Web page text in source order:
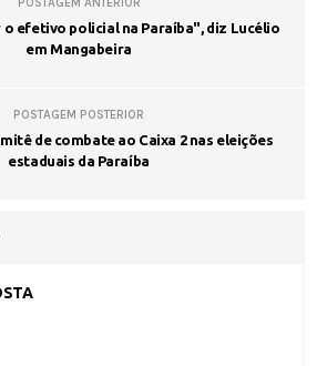
POSTAGEM ANTERIOR
efetivo policial na Paraíba", diz Lucélio
em Mangabeira
POSTAGEM POSTERIOR
de combate ao Caixa 2 nas eleições
estaduais da Paraíba